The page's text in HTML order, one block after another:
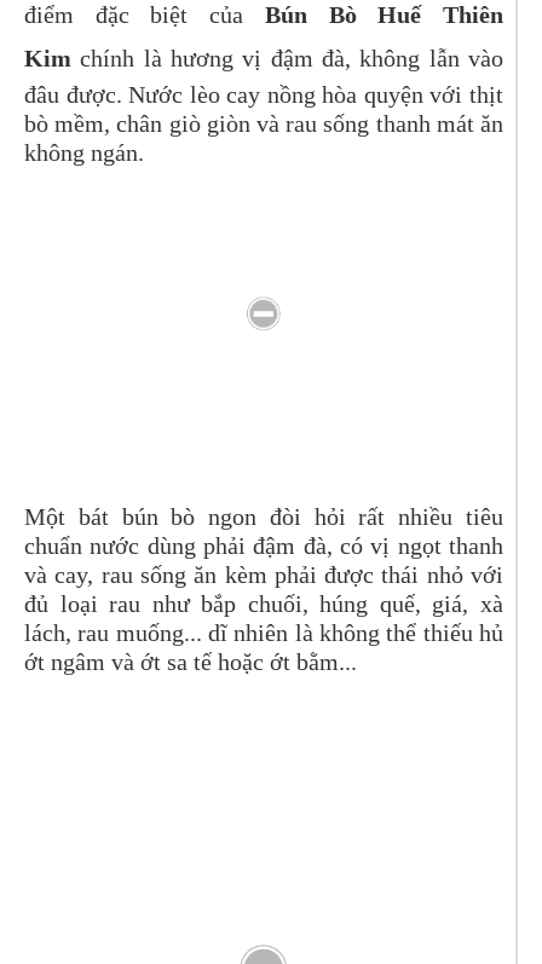
điểm đặc biệt của Bún Bò Huế Thiên
Kim chính là hương vị đậm đà, không lẫn vào
đâu được. Nước lèo cay nồng hòa quyện với thịt
bò mềm, chân giò giòn và rau sống thanh mát ăn
không ngán.
Một bát bún bò ngon đòi hỏi rất nhiều tiêu
chuẩn nước dùng phải đậm đà, có vị ngọt thanh
và cay, rau sống ăn kèm phải được thái nhỏ với
đủ loại rau như bắp chuối, húng quế, giá, xà
lách, rau muống... dĩ nhiên là không thể thiếu hủ
ớt ngâm và ớt sa tế hoặc ớt bằm...